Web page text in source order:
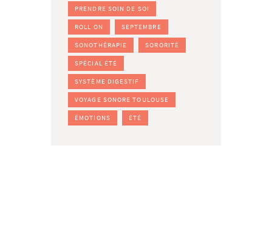
PRENDRE SOIN DE SOI
ROLL ON SEPTEMBRE
SONOTHÉRAPIE SORORITÉ
SPÉCIAL ÉTÉ
SYSTÈME DIGESTIF
VOYAGE SONORE TOULOUSE
ÉMOTIONS ÉTÉ